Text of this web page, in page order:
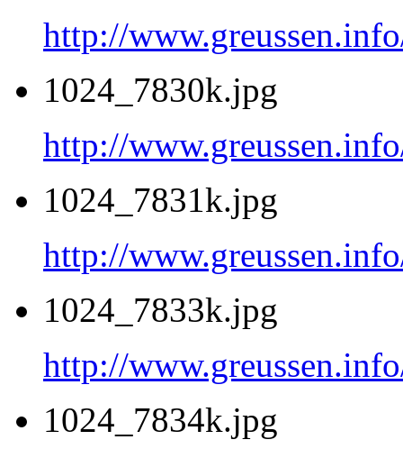
http://
1024_7830k.jpg
http://
1024_7831k.jpg
http://
1024_7833k.jpg
http://
1024_7834k.jpg